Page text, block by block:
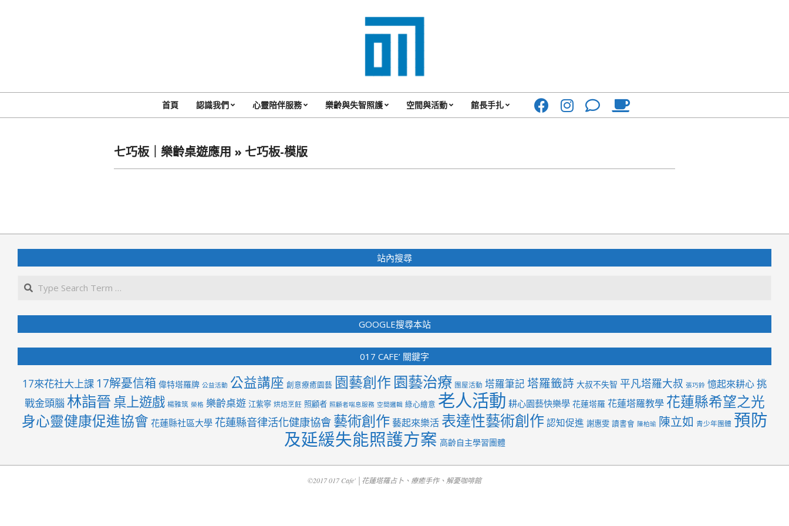
017
Cafe'
一
啡
館
Primary
首頁 認識我們 心靈陪伴服務 樂齡與失智照護 空間與活動 館長手扎
七巧板｜樂齡桌遊應用 » 七巧板-模版
11-
16
站內搜尋
GOOGLE搜尋本站
017 CAFE’ 關鍵字
17來花社大上課 17解憂信箱 偉特塔羅牌 公益活動 公益講座 創意療癒園藝 園藝創作 園藝治療 團屋活動 塔羅筆記 塔羅籤詩 大叔不失智 平凡塔羅大叔 張巧鈴 憶起來耕心挑
戰金頭腦 林詣晉桌上遊戲 楊雅筑 榮格 樂齡桌遊 江紫寧 烘焙烹飪 照顧者 照顧者喘息服務 空間邏輯 綠心繪意 老人活動 耕心園藝快樂學 花蓮塔羅 花蓮塔羅教學 花蓮縣希望之光
身心靈健康促進協會 花蓮縣社區大學 花蓮縣音律活化健康協會 藝術創作 藝起來樂活 表達性藝術創作 認知促進 謝惠雯 讀書會 陳柏瑜 陳立如 青少年團體 預防
及延緩失能照護方案 高齡自主學習團體
©2017 017 Cafe' │花蓮塔羅占卜、療癒手作、解憂咖啡館